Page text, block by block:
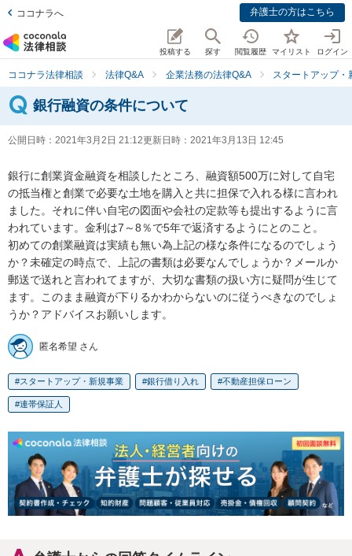
ココナラへ 弁護士の方はこちら
投稿する 探す 閲覧履歴 マイリスト ログイン
ココナラ法律相談 法律Q&A 企業法務の法律Q&A スタートアップ・
銀行融資の条件について
公開日時： 2021年3月2日 21:12更新日時： 2021年3月13日 12:45
銀行に創業資金融資を相談したところ、融資額500万に対して自宅
の抵当権と創業で必要な土地を購入と共に担保で入れる様に言われ
ました。それに伴い自宅の図面や会社の定款等も提出するように言
われています。金利は7～8％で5年で返済するようにとのこと。
初めての創業融資は実績も無い為上記の様な条件になるのでしょう
か？未確定の時点で、上記の書類は必要なんでしょうか？メールか
郵送で送れと言われてますが、大切な書類の扱い方に疑問が生じて
ます。このまま融資が下りるかわからないのに従うべきなのでしょ
うか？アドバイスお願いします。
匿名希望 さん
スタートアップ・新規事業 銀行借り入れ 不動産担保ローン
連帯保証人